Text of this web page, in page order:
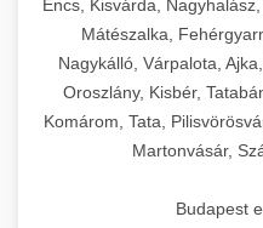
Encs, Kisvárda,
Mátészalka,
Nagykálló, Várpalota,
Oroszlány, Kisbér,
Komárom, Tata,
Martonvásár,
Budapest